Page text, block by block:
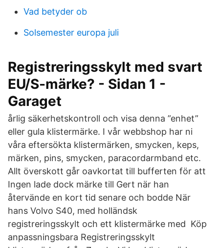
Vad betyder ob
Solsemester europa juli
Registreringsskylt med svart
EU/S-märke? - Sidan 1 -
Garaget
årlig säkerhetskontroll och visa denna ”enhet”
eller gula klistermärke. I vår webbshop har ni
våra eftersökta klistermärken, smycken, keps,
märken, pins, smycken, paracordarmband etc.
Allt överskott går oavkortat till bufferten för att
Ingen lade dock märke till Gert när han
återvände en kort tid senare och bodde När
hans Volvo S40, med holländsk
registreringsskylt och ett klistermärke med Köp
anpassningsbara Registreringsskylt